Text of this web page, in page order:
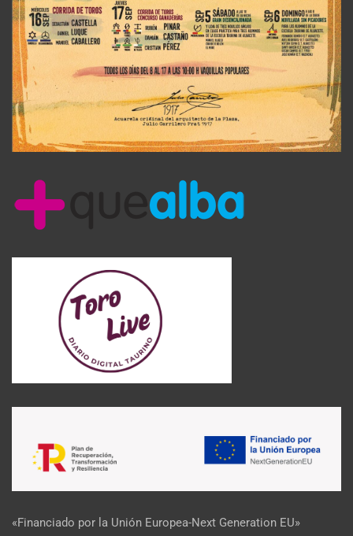
«Financiado por la Unión Europea-Next Generation EU»